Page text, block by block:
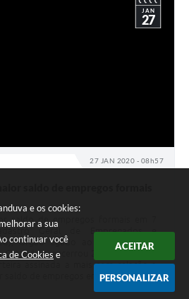
e os cookies:
a sua
continuar você
de Cookies e
ACEITAR
PERSONALIZAR
27 JAN 2020 - 08h57
JAN
27
saldo de empregos formais em 7
Geral de Empregados e
órgão ligado ao Ministério da
encerrou 2019 com 1.194
assinada a mais com relação a
saldo de empregos em...